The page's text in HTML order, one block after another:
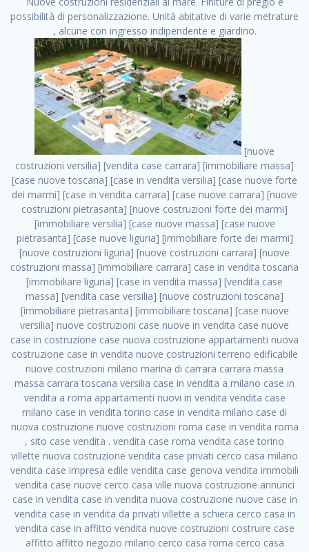
possibilità di personalizzazione. Unità abitative di varie metrature
, alcune con ingresso indipendente e giardino.
[nuove costruzioni versilia] [vendita case carrara] [immobiliare massa] [case nuove toscana] [case in vendita versilia] [case nuove forte dei marmi] [case in vendita carrara] [case nuove carrara] [nuove costruzioni pietrasanta] [nuove costruzioni forte dei marmi] [immobiliare versilia] [case nuove massa] [case nuove pietrasanta] [case nuove liguria] [immobiliare forte dei marmi] [nuove costruzioni liguria] [nuove costruzioni carrara] [nuove costruzioni massa] [immobiliare carrara] case in vendita toscana [immobiliare liguria] [case in vendita massa] [vendita case massa] [vendita case versilia] [nuove costruzioni toscana] [immobiliare pietrasanta] [immobiliare toscana] [case nuove versilia] nuove costruzioni case nuove in vendita case nuove case in costruzione case nuova costruzione appartamenti nuova costruzione case in vendita nuove costruzioni terreno edificabile nuove costruzioni milano marina di carrara carrara massa massa carrara toscana versilia case in vendita a milano case in vendita a roma appartamenti nuovi in vendita vendita case milano case in vendita torino case in vendita milano case di nuova costruzione nuove costruzioni roma case in vendita roma , sito case vendita . vendita case roma vendita case torino villette nuova costruzione vendita case privati cerco casa milano vendita case impresa edile vendita case genova vendita immobili vendita case nuove cerco casa ville nuova costruzione annunci case in vendita case in vendita nuova costruzione nuove case in vendita case in vendita da privati villette a schiera cerco casa in vendita case in affitto vendita nuove costruzioni costruire case affitto affitto negozio milano cerco casa roma cerco casa nuova costruzione appartamenti in costruzione, sito case vendita . case nuove vendita case in vendita nuove case nuove milano nuove costruzioni morena case in vendita costruzioni case case in vendita tor vergata nuova annunci vendita case case in vendita milano centro, sito case vendita . vendita case nuova costruzione case in vendita privati agenzia immobiliare appartamenti di nuova costruzione ville in costruzione case in vendita a opera nuova costruzione nuove costruzioni torino, sito case vendita . appartamenti nuovi impresa edile roma trova casa costruzioni nuove appartamenti in affitto cantieri in costruzione, sito case vendita . immobiliare nuove costruzioni case in vendita dragona appartamenti in vendita siti vendita case case in vendita roma nord nuovi costruzioni ville nuove in vendita nuove costruzioni in vendita trovocasa cerco casa affitto villette in vendita nuove costruzioni immobiliari nuove costruzioni bologna toscano immobiliare palermo nuovi appartamenti vendita case dragona nuova costruzione case in vendita villaggio prenestino, sito case vendita . case in vendita dal costruttore imprese edili torino nuove costruzioni firenze immobiliare case nuove in costruzione toscano immobiliare milano, sito case vendita . casanuova case in vendita acilia dragona case in vendita di nuova costruzione case in vendita da costruttore nuove costruzioni eur case e cantieri appartamenti in vendita nuova costruzione case in vendita a dragona roma case in vendita nuove case in costruzione porta portese immobiliare appartamenti cerco casa disperatamente case in vendita torresina cascine in vendita vendita immobili roma, sito case vendita . milano nuove costruzioni morena case in vendita costruzioni edili nuove costruzioni catania visure catastali on line gratis nuove costruzioni monza case in costruzione milano, sito case vendita . nuove costruzioni boccea vendita immobili milano attico immobiliare roma vendita imprese edili bergamo impresa edile bologna case in vendita a classe appartamento nuovo nuove costruzioni pietralata case costruzione case in vendita roma sud nuove costruzioni residenziali a milano appartamenti nuova costruzione milano case in vendita boccea case in vendita morena nuove costruzioni vendita immobili privati, sito case vendita . comprare casa nuova costruzione case in vendita con leasing case in vendita ostia antica case nuova costruzione milano appartamenti nuovi milano case nuove roma nuove costruzioni bari edilizia convenzionata case in vendita a tortona villaggio prenestino case in vendita toscano immobiliare professione casa nuove costruzioni parma impresa costruzioni nuove case nuove costruzioni bergamo vendita immobili torino ville di nuova costruzione solo affitti appartamento nuovo in vendita appartamenti nuova costruzione roma case nuova costruzione roma, sito case vendita . nuove costruzioni a milano case in costruzione roma impresa di costruzioni grimaldi immobiliare costruzioni villetta nuova costruzione case in vendita da imprese edili cerco casa a acquisto casa in costruzione nuove costruzioni mare costruzioni immobiliari cantieri nuove costruzioni acquisto casa nuova costruzione nuove costruzioni padova comprare casa in costruzione impresa edile napoli nuove costruzioni pescara casa risorse immobiliari, sito case vendita . immobili in costruzione villette nuove villette nuove in vendita gabetti imprese edili verona nuove costruzioni milano sud nuovi immobili nuove costruzioni legnano, sito case vendita . cantieri nuove costruzioni milano villa nuova case vendita nuove costruzioni appartamenti in vendita nuovi immobili nuovi costruttori case imprese edili brescia nuovi appartamenti milano case in vendita selva nera casa nuova retecasa case nuova costruzione in vendita monolocale imprese edili firenze imprese edili padova frimm vendita case dragona nuove costruzioni vendita imprese edili parma imprese di costruzioni milano immobiliare toscano frimm immobiliare roma case case dal costruttore acquisto terreno agricolo imprese edili italiane roma vende casa case nuove a milano nuove costruzioni a roma imprese costruzioni roma cerco casa nuova immobili di nuova costruzione case in vendita castelverde roma impresa edile palermo rent to buy roma nuove costruzioni, sito case vendita . tempocasa case in vendita a riscatto nuove costruzioni varese nuove costruzioni bolzano vendita case in costruzione nuove costruzioni lecce cantiere milano costruire villa imprese edili treviso impresa edile catania case in vendita roma tiburtina vendita appartamenti nuova costruzione vendita immobili commerciali case nuove in vendita milano nuove costruzioni seregno cerca casa vendita cerco casa milano vendita nuove costruzioni milano ovest vendita case nuove milano imprese edili modena nuove costruzioni milano centro case in vendita aranova nuove abitazioni, sito case vendita ., sito case vendita . nuove costruzioni brescia nuove costruzioni como appartamenti nuovi in vendita a milano case in vendita bologna nuove costruzioni appartamenti in vendita milano nuova costruzione imprese edili como morena nuove costruzioni nuove costruzioni case vendita appartamenti nuovi nuove costruzioni salerno eurekasa villette in costruzione bilocali nuovi case nuove in vendita a roma case in vendita con permuta nuove costruzioni trento impresa edile varese imprese costruzioni milano imprese edili venezia case in vendita prenestina imprese edili spa nuove costruzioni gallarate roma nuove costruzioni case in nuova costruzione nuovi case nuove in vendita a milano nuove costruzioni loano nuovi cantieri milano imprese edili novara case in vendita roma est imprese di costruzioni roma appartamenti in costruzione milano nuovi cantieri cerco casa vendita milano nuove costruzioni brugherio vendita case da imprese edili imprese edili udine nuove costruzioni direttamente dal costruttore imprese edili vicenza case in vendita a loano nuova costruzione nuove villette prezzi case nuove case in vendita in costruzione compravendita terreno agricolo cantiere, sito case vendita . case in vendita milano navigli costruzione nuova casa costruzioni nuove milano nuove costruzioni roma rent to buy nuove costruzioni taranto palazzo in costruzione vendita appartamenti nuova costruzione milano centro costruzioni milano case in vendita milano nuove costruzioni case in vendita milano sud impresa edile como case nuove a roma boccea case in vendita imprese edili trento nuove costruzioni buccinasco case in costruzione a milano nuove costruzioni ripamonti case in vendita a salerno nuove costruzioni nuove residenze milano case nuove vendita milano nuove costruzioni milano nord nuove costruzioni livorno vendita nuove costruzioni roma nuove costruzioni liguria costruzioni roma cerco casa roma vendita nuove costruzioni classe a impresa edile rimini nuovi annunci case in vendita nuove costruzioni magenta todini costruzioni case grezze in vendita vendita appartamenti nuovi milano case in vendita gallaratese milano nuove costruzioni arezzo, sito case vendita . case in vendita castelverde case nuove dal costruttore nuovo appartamento nuove costruzioni desenzano imprese edili lombardia imprese edili veneto appartamenti in costruzione roma case vendita pescara nuove costruzioni case in vendita ad acilia imprese edili verona e provincia nuove costruzioni desio appartamenti classe a milano firenze nuove costruzioni pirelli re immobiliare grandi imprese di costruzioni case in vendita torresina roma case in vendita navigli milano nuove costruzioni roma centro nuovecostruzioni appartamenti nuovi a milano impresa edile ancona nuove residenze dragona case in vendita nuove costruzioni brindisi vendita nuove costruzioni milano case in vendita arredate nuove case milano case nuove milano centro sito impresa edile nuove costruzioni montesilvano case vendita monza nuove costruzioni vendita case nuove roma impresa edile mon